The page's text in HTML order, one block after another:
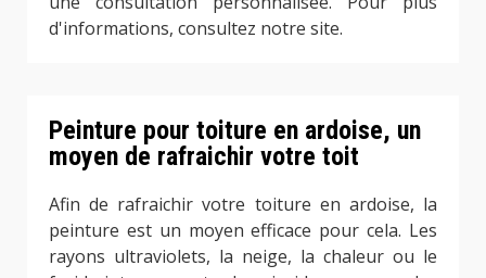
d'informations, consultez notre site.
Peinture pour toiture en ardoise, un
moyen de rafraichir votre toit
Afin de rafraichir votre toiture en ardoise, la
peinture est un moyen efficace pour cela. Les
rayons ultraviolets, la neige, la chaleur ou le